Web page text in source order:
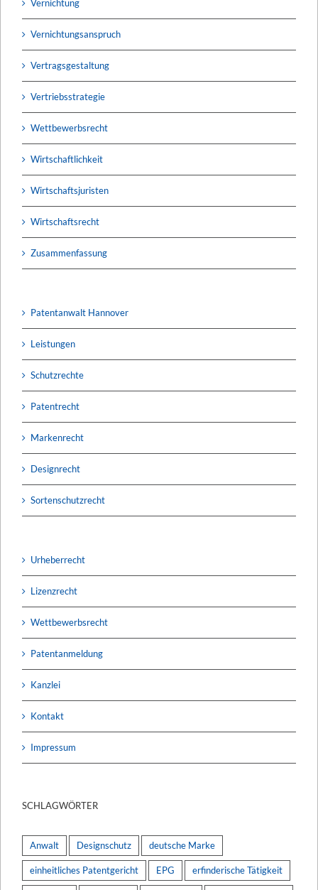
Vernichtung
Vernichtungsanspruch
Vertragsgestaltung
Vertriebsstrategie
Wettbewerbsrecht
Wirtschaftlichkeit
Wirtschaftsjuristen
Wirtschaftsrecht
Zusammenfassung
Patentanwalt Hannover
Leistungen
Schutzrechte
Patentrecht
Markenrecht
Designrecht
Sortenschutzrecht
Urheberrecht
Lizenzrecht
Wettbewerbsrecht
Patentanmeldung
Kanzlei
Kontakt
Impressum
SCHLAGWÖRTER
Anwalt Designschutz deutsche Marke
einheitliches Patentgericht EPG erfinderische Tätigkeit